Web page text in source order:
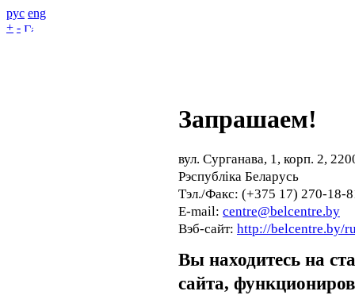
рус eng
+ -
Запрашаем!
вул. Сурганава, 1, корп. 2,
Рэспубліка Беларусь
Тэл./Факс: (+375 17) 270-18-
E-mail: centre@belcentre.by
Вэб-сайт: http://belcentre.by/
Вы находитесь на
сайта,